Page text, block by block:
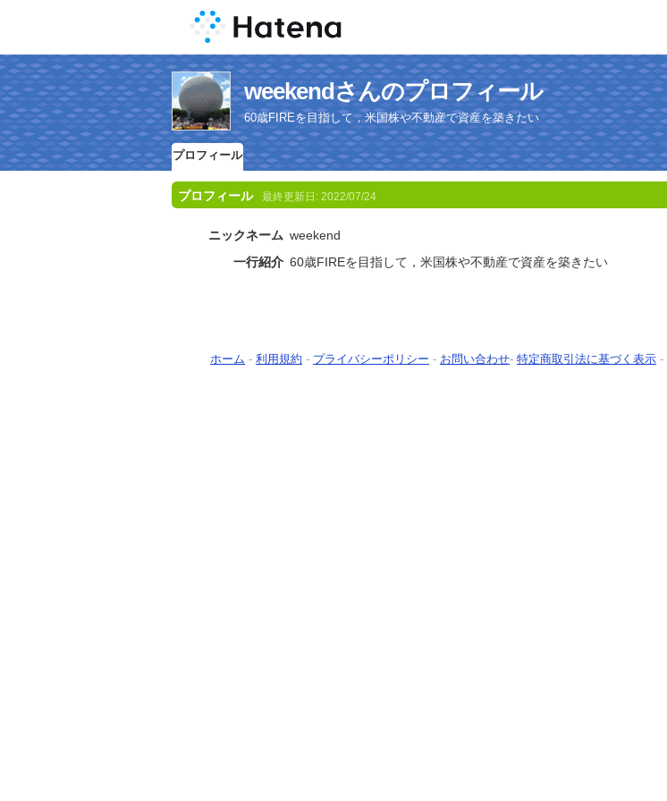
weekendさんのプロフィール
60歳FIREを目指して，米国株や不動産で資産を築きたい
プロフィール
プロフィール 最終更新日: 2022/07/24
ニックネーム weekend
一行紹介 60歳FIREを目指して，米国株や不動産で資産を築きたい
ホーム - 利用規約 - プライバシーポリシー - お問い合わせ- 特定商取引法に基づく表示 -